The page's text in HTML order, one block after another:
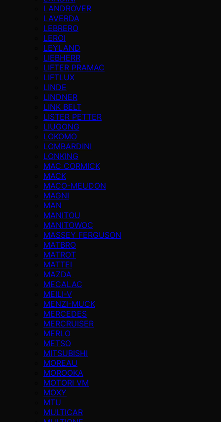
LANDROVER
LAVERDA
LEBRERO
LEROI
LEYLAND
LIEBHERR
LIFTER PRAMAC
LIFTLUX
LINDE
LINDNER
LINK BELT
LISTER PETTER
LIUGONG
LOKOMO
LOMBARDINI
LONKING
MAC CORMICK
MACK
MACO-MEUDON
MAGNI
MAN
MANITOU
MANITOWOC
MASSEY FERGUSON
MATBRO
MATROT
MATTEI
MAZDA
MECALAC
MEILI-V
MENZI-MUCK
MERCEDES
MERCRUISER
MERLO
METSO
MITSUBISHI
MOREAU
MOROOKA
MOTORI VM
MOXY
MTU
MULTICAR